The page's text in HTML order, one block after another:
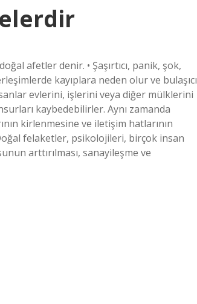
afetler denir. • Şaşırtıcı, panik, şok,
kayıplara neden olur ve bulaşıcı
evlerini, işlerini veya diğer mülklerini
kaybedebilirler. Aynı zamanda
kirlenmesine ve iletişim hatlarının
felaketler, psikolojileri, birçok insan
arttırılması, sanayileşme ve